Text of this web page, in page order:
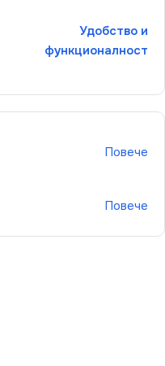
Удобство и
функционалност
Повече
Повече